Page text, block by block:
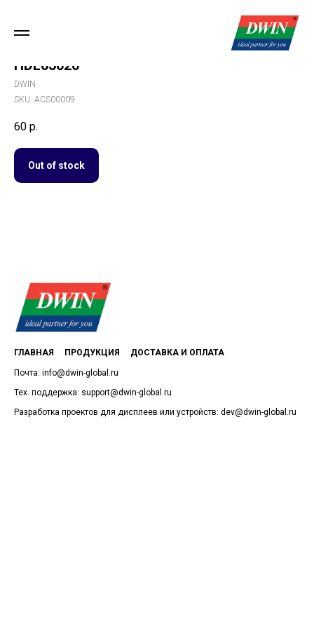
HDL65020
DWIN
SKU: ACS00009
60 р.
Out of stock
ГЛАВНАЯ ПРОДУКЦИЯ ДОСТАВКА И ОПЛАТА
Почта: info@dwin-global.ru
Тех. поддержка: support@dwin-global.ru
Разработка проектов для дисплеев или устройств: dev@dwin-global.ru